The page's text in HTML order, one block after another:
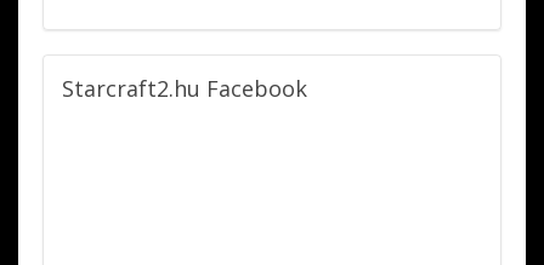
Starcraft2.hu Facebook